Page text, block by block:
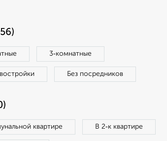
3‑комнатные
Без посредников
квартире В 2‑к квартире